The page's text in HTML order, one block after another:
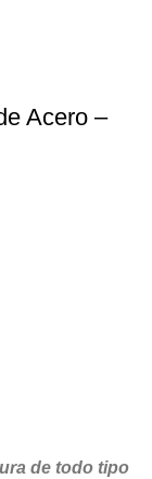
Acero –
de todo tipo